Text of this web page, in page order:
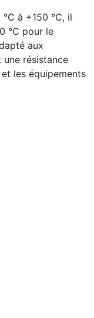
à +150 °C, il
°C pour le
aux
résistance
les équipements